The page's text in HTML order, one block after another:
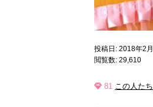
投稿日: 2018年2
閲覧数: 29,610
81 この人たち